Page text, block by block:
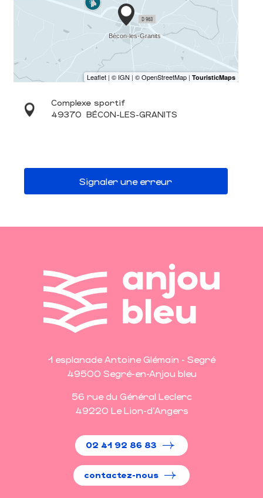
Complexe sportif
49370 BÉCON-LES-GRANITS
Signaler une erreur
1 esplanade Antoine Glémain - Segré
49500 Segré-en-Anjou bleu
56 rue du Général Leclerc
49220 Le Lion-d'Angers
02 41 92 86 83
contactez-nous